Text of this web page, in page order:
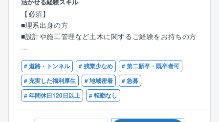
残業平均月8時間程度に加え、完全週休二日制で年間休
日120日以上！大分県、福岡県を拠点に地域に根ざした
活動を行っているため、腰を据えて長く働きたい方に
最適な環境です。
を重ね、良質な社会基盤整備の向上を提案いただきま
す。
■職務詳細
土木工事全般の設計業務を主軸に、その他の企画、計
画、調査、測量、点検など。
また、社内での打ち合わせ、発注者（主に官公庁）と
の折衝、打ち合わせ・折衝に伴う議事録などの資料作
成も行います。
【同社について】
【必須】
■理系出身の方
■設計や施工管理など土木に関するご経験をお持ちの方
【歓迎】
■建設コンサルタントでの実務経験
■技術士補（建設部門）
■技術士（建設部門：道路）
■RCCM（道路）
# 道路・トンネル # 残業少なめ
# 第二新卒・既卒者可
# 充実した福利厚生
# 地域密着
# 急募
# 年間休日120日以上
# 転勤なし